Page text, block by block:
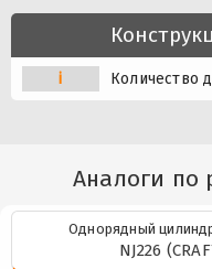
i Количество
Аналоги по
Однорядный
NJ226